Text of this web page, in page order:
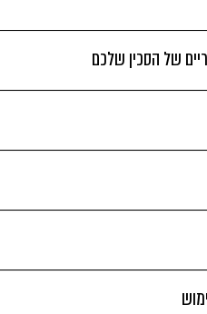
של הסכין שלכם